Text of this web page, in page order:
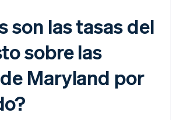
son las tasas del
sobre las
Maryland por